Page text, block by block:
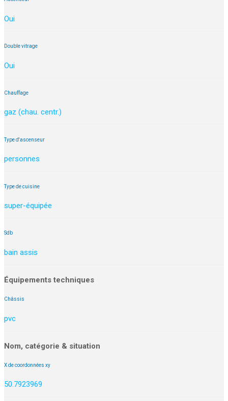
Oui
Double vitrage
Oui
Chauffage
gaz (chau. centr.)
Type d'ascenseur
personnes
Type de cuisine
super-équipée
Sdb
bain assis
Équipements techniques
Châssis
pvc
Nom, catégorie & situation
X de coordonnées xy
50.7923969